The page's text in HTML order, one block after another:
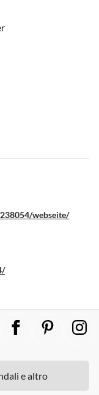
webseite/
e altro